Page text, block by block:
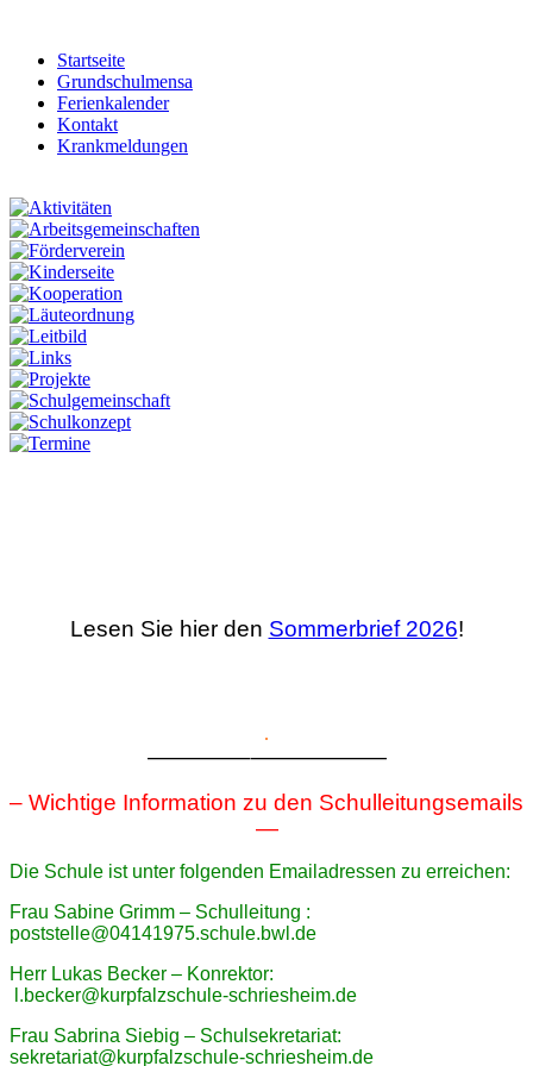
Startseite
Grundschulmensa
Ferienkalender
Kontakt
Krankmeldungen
Lesen Sie hier den Sommerbrief 2026!
.
————–——————
– Wichtige Information zu den Schulleitungsemails
—
Die Schule ist unter folgenden Emailadressen zu erreichen:
Frau Sabine Grimm – Schulleitung :
poststelle@04141975.schule.bwl.de
Herr Lukas Becker – Konrektor:
l.becker@kurpfalzschule-schriesheim.de
Frau Sabrina Siebig – Schulsekretariat:
sekretariat@kurpfalzschule-schriesheim.de